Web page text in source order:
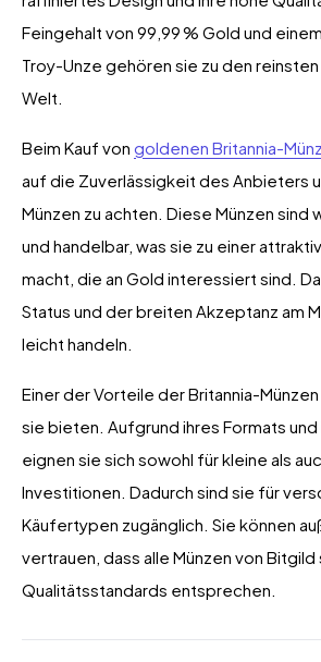
Feingehalt von 99,99 % Gold und
Troy-Unze gehören sie zu den
Welt.
Beim Kauf von goldenen Britannia-
auf die Zuverlässigkeit des Anbieters
Münzen zu achten. Diese Münzen sind
und handelbar, was sie zu einer
macht, die an Gold interessiert sind.
Status und der breiten Akzeptanz am
leicht handeln.
Einer der Vorteile der Britannia-
sie bieten. Aufgrund ihres Formats und
eignen sie sich sowohl für kleine als
Investitionen. Dadurch sind sie für
Käufertypen zugänglich. Sie können
vertrauen, dass alle Münzen von
Qualitätsstandards entsprechen.